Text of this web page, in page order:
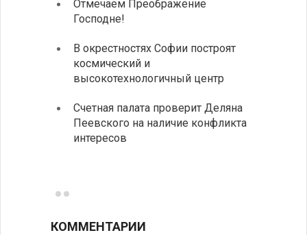
Отмечаем Преображение
Господне!
В окрестностях Софии построят
космический и
высокотехнологичный центр
Счетная палата проверит Деляна
Пеевского на наличие конфликта
интересов
КОММЕНТАРИИ